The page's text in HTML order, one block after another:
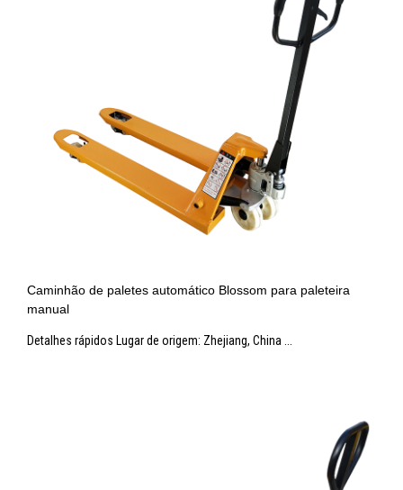
Caminhão de paletes automático Blossom para paleteira
manual
Detalhes rápidos Lugar de origem: Zhejiang, China ...